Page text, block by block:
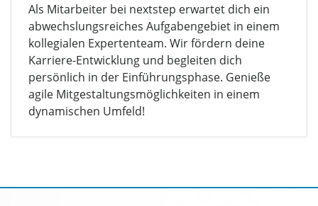
Als Mitarbeiter bei nextstep erwartet dich ein
abwechslungsreiches Aufgabengebiet in einem
kollegialen Expertenteam. Wir fördern deine
Karriere-Entwicklung und begleiten dich
persönlich in der Einführungsphase. Genieße
agile Mitgestaltungsmöglichkeiten in einem
dynamischen Umfeld!